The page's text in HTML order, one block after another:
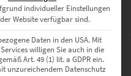
individueller Einstellungen
Website verfügbar sind.
Daten in den USA. Mit
willigen Sie auch in die
Art. 49 (1) lit. a GDPR ein.
unzureichendem Datenschutz